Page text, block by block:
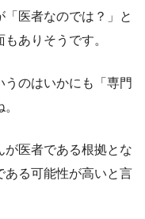
医者なのでは？」と
ありそうです。
のはいかにも「専門
が医者である根拠とな
ある可能性が高いと言